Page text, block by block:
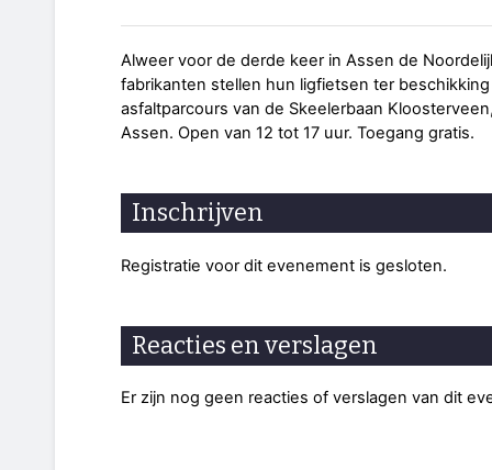
Alweer voor de derde keer in Assen de
fabrikanten stellen hun ligfietsen ter
asfaltparcours van de Skeelerbaan
Assen. Open van 12 tot 17 uur. Toegang gratis.
Inschrijven
Registratie voor dit evenement is gesloten.
Reacties en verslagen
Er zijn nog geen reacties of verslagen van dit